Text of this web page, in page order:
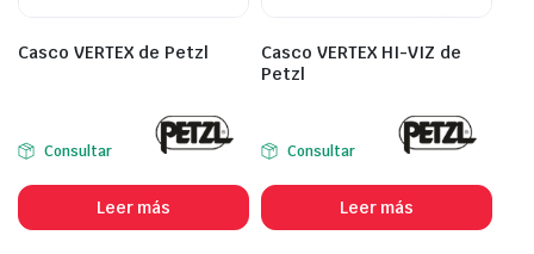
Casco VERTEX de Petzl
Consultar
Leer más
Casco VERTEX HI-VIZ de
Petzl
Consultar
Leer más